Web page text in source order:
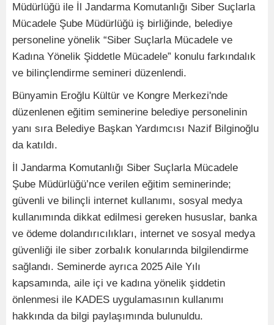
Müdürlüğü ile İl Jandarma Komutanlığı Siber Suçlarla
Mücadele Şube Müdürlüğü iş birliğinde, belediye
personeline yönelik “Siber Suçlarla Mücadele ve
Kadına Yönelik Şiddetle Mücadele” konulu farkındalık
ve bilinçlendirme semineri düzenlendi.
Bünyamin Eroğlu Kültür ve Kongre Merkezi'nde
düzenlenen eğitim seminerine belediye personelinin
yanı sıra Belediye Başkan Yardımcısı Nazif Bilginoğlu
da katıldı.
İl Jandarma Komutanlığı Siber Suçlarla Mücadele
Şube Müdürlüğü’nce verilen eğitim seminerinde;
güvenli ve bilinçli internet kullanımı, sosyal medya
kullanımında dikkat edilmesi gereken hususlar, banka
ve ödeme dolandırıcılıkları, internet ve sosyal medya
güvenliği ile siber zorbalık konularında bilgilendirme
sağlandı. Seminerde ayrıca 2025 Aile Yılı
kapsamında, aile içi ve kadına yönelik şiddetin
önlenmesi ile KADES uygulamasının kullanımı
hakkında da bilgi paylaşımında bulunuldu.